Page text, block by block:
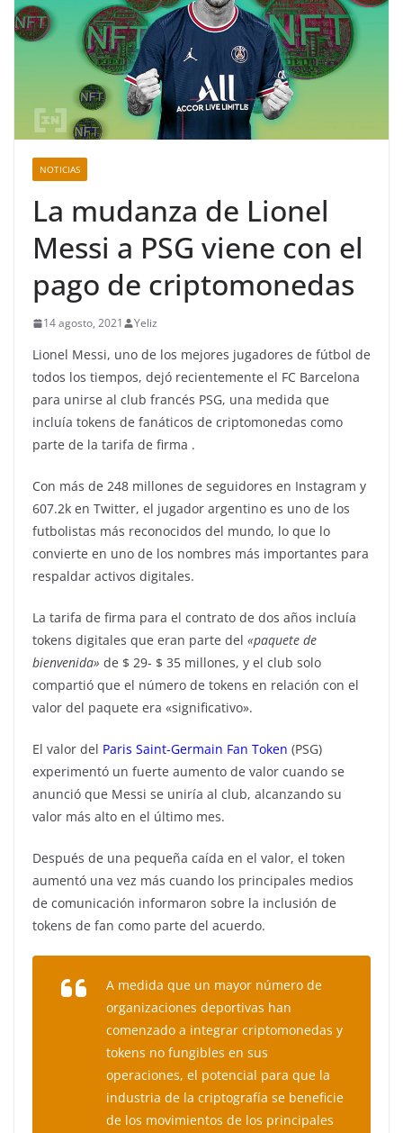
NOTICIAS
La mudanza de Lionel
Messi a PSG viene con el
pago de criptomonedas
14 agosto, 2021 Yeliz
Lionel Messi, uno de los mejores jugadores de fútbol de
todos los tiempos, dejó recientemente el FC Barcelona
para unirse al club francés PSG, una medida que
incluía tokens de fanáticos de criptomonedas como
parte de la tarifa de firma .
Con más de 248 millones de seguidores en Instagram y
607.2k en Twitter, el jugador argentino es uno de los
futbolistas más reconocidos del mundo, lo que lo
convierte en uno de los nombres más importantes para
respaldar activos digitales.
La tarifa de firma para el contrato de dos años incluía
tokens digitales que eran parte del «paquete de
bienvenida» de $ 29- $ 35 millones, y el club solo
compartió que el número de tokens en relación con el
valor del paquete era «significativo».
El valor del Paris Saint-Germain Fan Token (PSG)
experimentó un fuerte aumento de valor cuando se
anunció que Messi se uniría al club, alcanzando su
valor más alto en el último mes.
Después de una pequeña caída en el valor, el token
aumentó una vez más cuando los principales medios
de comunicación informaron sobre la inclusión de
tokens de fan como parte del acuerdo.
A medida que un mayor número de
organizaciones deportivas han
comenzado a integrar criptomonedas y
tokens no fungibles en sus
operaciones, el potencial para que la
industria de la criptografía se beneficie
de los movimientos de los principales